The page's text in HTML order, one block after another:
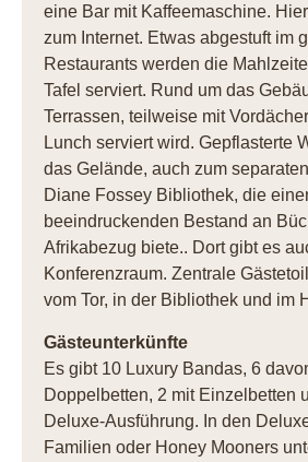
eine Bar mit Kaffeemaschine.
zum Internet. Etwas abgestuft im
Restaurants werden die
Tafel serviert. Rund um das
Terrassen, teilweise mit
Lunch serviert wird. Gepflasterte
das Gelände, auch zum
Diane Fossey Bibliothek, die
beeindruckenden Bestand an
Afrikabezug biete.. Dort gibt es
Konferenzraum. Zentrale
vom Tor, in der Bibliothek und im
Gästeunterkünfte
Es gibt 10 Luxury Bandas, 6
Doppelbetten, 2 mit Einzelbetten
Deluxe-Ausführung. In den
Familien oder Honey Mooners